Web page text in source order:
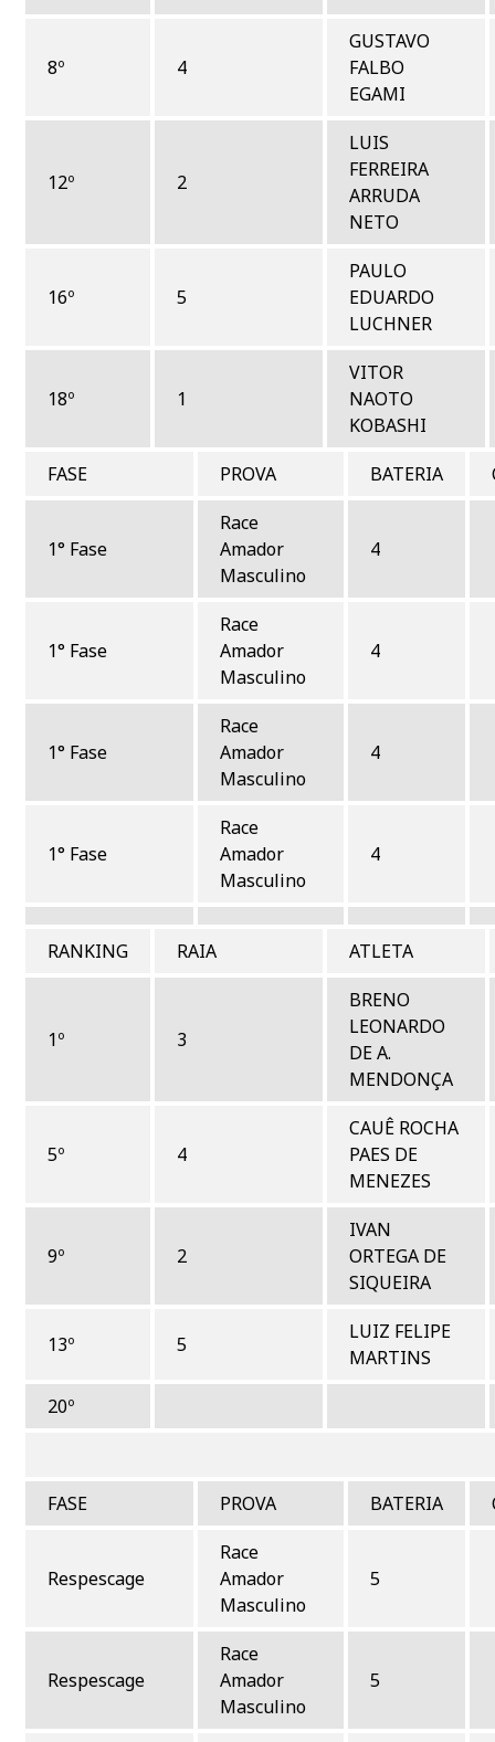
8º 4
GUSTAVO
FALBO
EGAMI
12º 2
LUIS
FERREIRA
ARRUDA
NETO
16º 5
PAULO
EDUARDO
LUCHNER
18º 1
VITOR
NAOTO
KOBASHI
FASE
PROVA BATERIA
1° Fase
Race
Amador
Masculino
4
1° Fase
Race
Amador
Masculino
4
1° Fase
Race
Amador
Masculino
4
1° Fase
Race
Amador
Masculino
4
RANKING RAIA ATLETA
1º 3
BRENO
LEONARDO
DE A.
MENDONÇA
5º 4
CAUÊ ROCHA
PAES DE
MENEZES
9º 2
IVAN
ORTEGA DE
SIQUEIRA
13º 5
LUIZ FELIPE
MARTINS
20º
FASE
PROVA BATERIA
Respescage
Race
Amador
Masculino
5
Respescage
Race
Amador
Masculino
5